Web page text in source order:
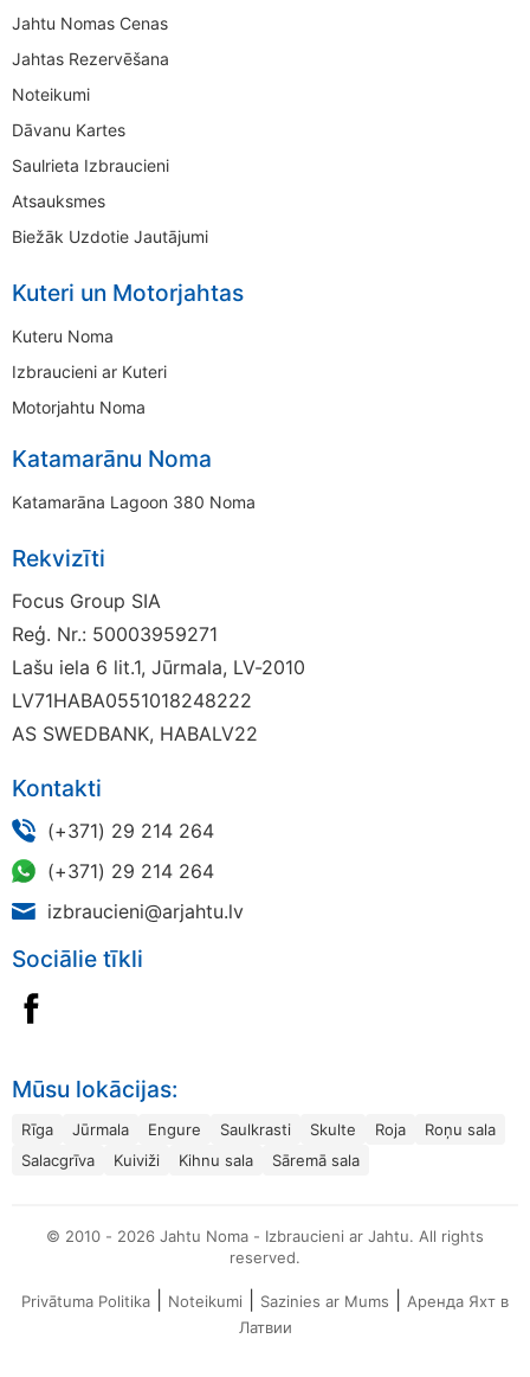
Jahtu Nomas Cenas
Jahtas Rezervēšana
Noteikumi
Dāvanu Kartes
Saulrieta Izbraucieni
Atsauksmes
Biežāk Uzdotie Jautājumi
Kuteri un Motorjahtas
Kuteru Noma
Izbraucieni ar Kuteri
Motorjahtu Noma
Katamarānu Noma
Katamarāna Lagoon 380 Noma
Rekvizīti
Focus Group SIA
Reģ. Nr.: 50003959271
Lašu iela 6 lit.1, Jūrmala, LV-2010
LV71HABA0551018248222
AS SWEDBANK, HABALV22
Kontakti
(+371) 29 214 264
(+371) 29 214 264
izbraucieni@arjahtu.lv
Sociālie tīkli
Mūsu lokācijas:
Rīga Jūrmala Engure Saulkrasti Skulte Roja
Roņu sala
Salacgrīva
Kuiviži Kihnu sala Sāremā sala
© 2010 - 2026 Jahtu Noma - Izbraucieni ar Jahtu. All rights
reserved.
Privātuma Politika Noteikumi Sazinies ar Mums
Аренда Яхт в
Латвии